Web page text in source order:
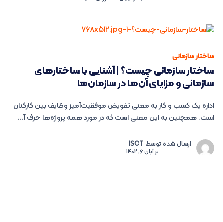
ساختار سازمانی
ساختار سازمانی چیست؟ | آشنایی با ساختارهای
سازمانی و مزایای آن‌ها در سازمان‌ها
اداره یک کسب و کار به معنی تفویض موفقیت‌آمیز وظایف بین کارکنان
است. همچنین به این معنی است که در مورد همه پروژه‌ها حرف آ...
ارسال شده توسط ISCT
برآبان 6, 1402